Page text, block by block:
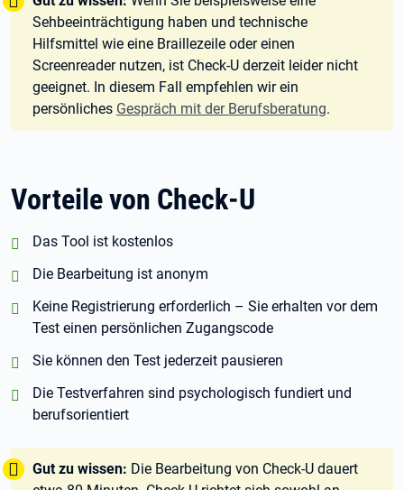
Sehbeeinträchtigung haben und technische
Hilfsmittel wie eine Braillezeile oder einen
Screenreader nutzen, ist Check-U derzeit leider nicht
geeignet. In diesem Fall empfehlen wir ein
persönliches Gespräch mit der Berufsberatung.
Vorteile von Check-U
positiv:
Das Tool ist kostenlos
positiv:
Die Bearbeitung ist anonym
positiv:
Keine Registrierung erforderlich – Sie erhalten vor dem
Test einen persönlichen Zugangscode
positiv:
Sie können den Test jederzeit pausieren
positiv:
Die Testverfahren sind psychologisch fundiert und
berufsorientiert
Tipp:
Gut zu wissen: Die Bearbeitung von Check-U dauert